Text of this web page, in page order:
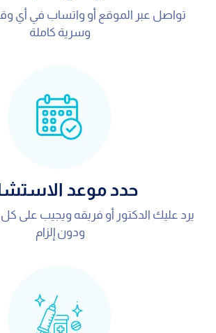
تواصل عبر الموقع أو واتساب في أي
وسرية كاملة
حدد موعد
يرد عليك الدكتور أو فريقه ويجيب على
ودون إلزام